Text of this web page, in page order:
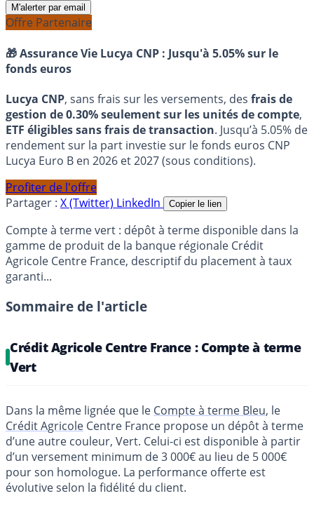
M'alerter par email
Offre Partenaire
🎁 Assurance Vie Lucya CNP : Jusqu'à 5.05% sur le
fonds euros
Lucya CNP, sans frais sur les versements, des frais de
gestion de 0.30% seulement sur les unités de compte,
ETF éligibles sans frais de transaction. Jusqu’à 5.05% de
rendement sur la part investie sur le fonds euros CNP
Lucya Euro B en 2026 et 2027 (sous conditions).
Profiter de l'offre
Partager : X (Twitter) LinkedIn Copier le lien
Compte à terme vert : dépôt à terme disponible dans la
gamme de produit de la banque régionale Crédit
Agricole Centre France, descriptif du placement à taux
garanti...
Sommaire de l'article
Crédit Agricole Centre France : Compte à terme
Vert
Dans la même lignée que le Compte à terme Bleu, le
Crédit Agricole Centre France propose un dépôt à terme
d’une autre couleur, Vert. Celui-ci est disponible à partir
d’un versement minimum de 3 000€ au lieu de 5 000€
pour son homologue. La performance offerte est
évolutive selon la fidélité du client.